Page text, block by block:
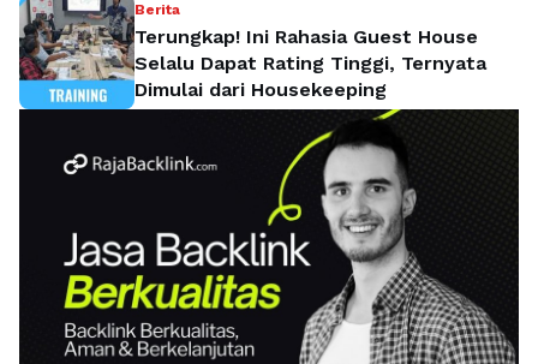
Berita
Terungkap! Ini Rahasia Guest House
Selalu Dapat Rating Tinggi, Ternyata
Dimulai dari Housekeeping